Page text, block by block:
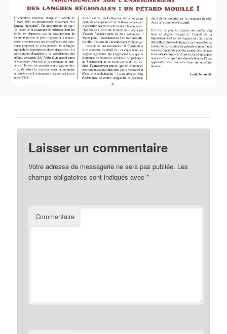
Laisser un commentaire
Votre adresse de messagerie ne sera pas publiée. Les
champs obligatoires sont indiqués avec*
Commentaire